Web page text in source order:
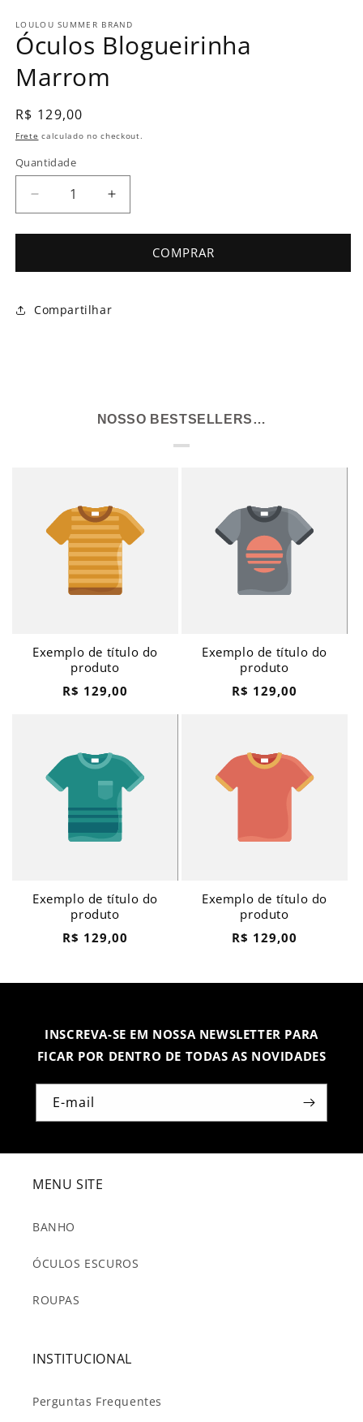
LOULOU SUMMER BRAND
Óculos Blogueirinha
Marrom
Preço
normal
R$ 129,00
Frete calculado no checkout.
Quantidade
Diminuir
a
quantidade
Óculos
Marrom
Aumentar
a
quantidade
Óculos
COMPRAR
Compartilhar
NOSSO BESTSELLERS…
Exemplo de título do
produto
Preço
R$ 129,00
Exemplo de título do
produto
Preço
R$ 129,00
Exemplo de título do
produto
Preço
R$ 129,00
Exemplo de título do
produto
Preço
R$ 129,00
INSCREVA-SE EM NOSSA NEWSLETTER PARA
FICAR POR DENTRO DE TODAS AS NOVIDADES
E-mail
MENU SITE
BANHO
ÓCULOS ESCUROS
ROUPAS
INSTITUCIONAL
Perguntas Frequentes